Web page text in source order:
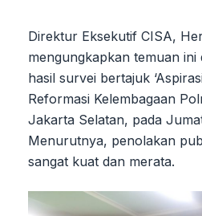
Direktur Eksekutif CISA,
mengungkapkan temuan ini
hasil survei bertajuk
Reformasi Kelembagaan
Jakarta Selatan, pada
Menurutnya, penolakan
sangat kuat dan merata.